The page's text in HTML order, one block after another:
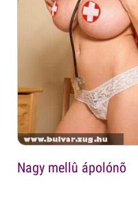
Nagy mellû ápolónõ